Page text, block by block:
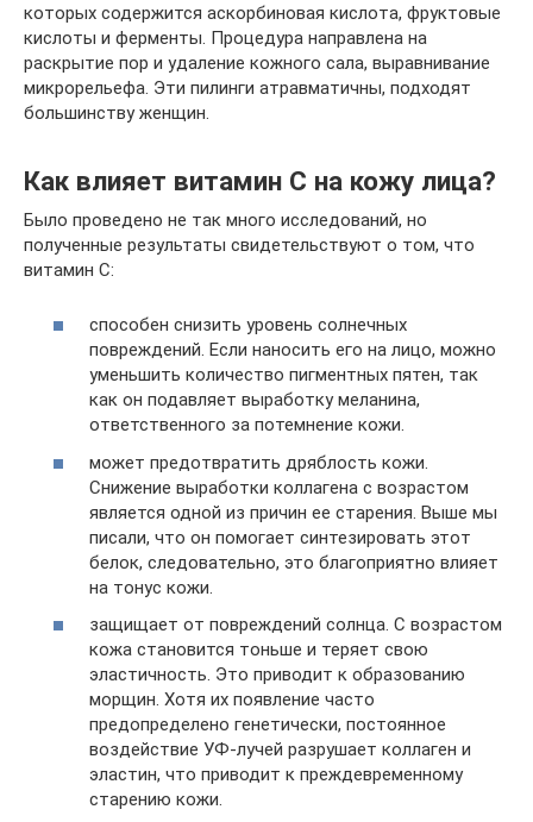
которых содержится аскорбиновая кислота, фруктовые
кислоты и ферменты. Процедура направлена на
раскрытие пор и удаление кожного сала, выравнивание
микрорельефа. Эти пилинги атравматичны, подходят
большинству женщин.
Как влияет витамин С на кожу лица?
Было проведено не так много исследований, но
полученные результаты свидетельствуют о том, что
витамин С:
способен снизить уровень солнечных
повреждений. Если наносить его на лицо, можно
уменьшить количество пигментных пятен, так
как он подавляет выработку меланина,
ответственного за потемнение кожи.
может предотвратить дряблость кожи.
Снижение выработки коллагена с возрастом
является одной из причин ее старения. Выше мы
писали, что он помогает синтезировать этот
белок, следовательно, это благоприятно влияет
на тонус кожи.
защищает от повреждений солнца. С возрастом
кожа становится тоньше и теряет свою
эластичность. Это приводит к образованию
морщин. Хотя их появление часто
предопределено генетически, постоянное
воздействие УФ-лучей разрушает коллаген и
эластин, что приводит к преждевременному
старению кожи.